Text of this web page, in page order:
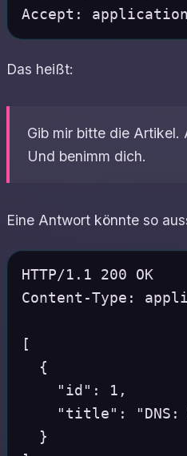
Das heißt:
Gib mir bitte die Artikel.
Und benimm dich.
Eine Antwort könnte so
HTTP/1.1 200 OK
Content-Type:
[
  {
    "id": 1,
"title": "DNS:
  }